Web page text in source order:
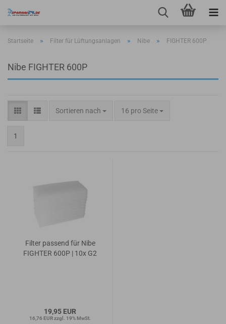
Startseite » Filter für Lüftungsanlagen » Nibe » FIGHTER 600P
Nibe FIGHTER 600P
Sortieren nach
Sortieren nach 16 pro Seite
pro Seite
1
Filter passend für Nibe
FIGHTER 600P | 10x G2
19,95 EUR
16,76 EUR zzgl. 19% MwSt.